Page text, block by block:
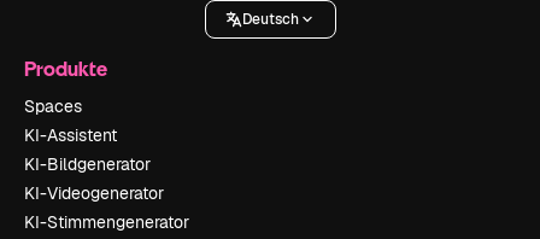
Deutsch
Produkte
Spaces
KI-Assistent
KI-Bildgenerator
KI-Videogenerator
KI-Stimmengenerator